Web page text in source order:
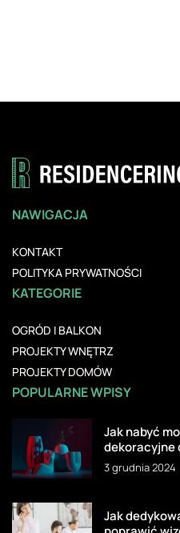
NAWIGACJA
KONTAKT
POLITYKA PRYWATNOŚCI
KATEGORIE
OGRÓD I BALKON
PROJEKTY WNĘTRZ
PROJEKTY DOMÓW
POPULARNE WPISY
Jak nabyć
dekoracyjne
3 grudnia 2024
Jak